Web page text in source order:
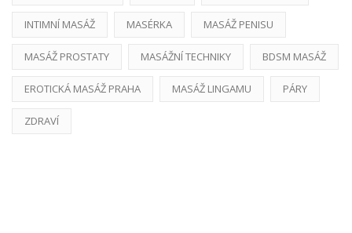
INTIMNÍ MASÁŽ MASÉRKA MASÁŽ PENISU
MASÁŽ PROSTATY MASÁŽNÍ TECHNIKY BDSM MASÁŽ
EROTICKÁ MASÁŽ PRAHA MASÁŽ LINGAMU PÁRY
ZDRAVÍ